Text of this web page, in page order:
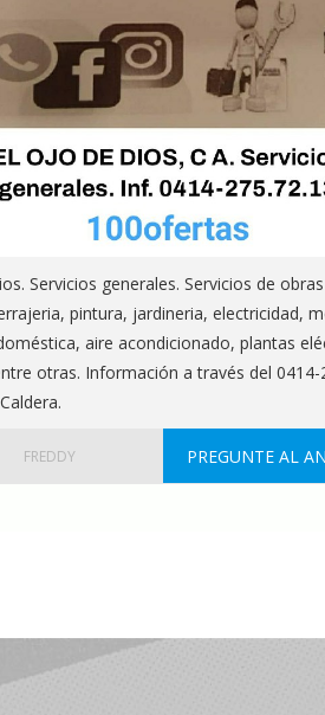
Servicios generales. Servicios de
pintura, jardineria, electricidad,
aire acondicionado, plantas
otras. Información a través del 0414-
PREGUNTE AL
FREDDY